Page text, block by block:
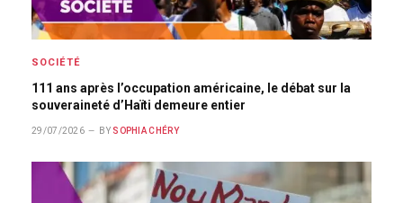
SOCIÉTÉ
111 ans après l’occupation américaine, le débat sur la
souveraineté d’Haïti demeure entier
29/07/2026 BY SOPHIA CHÉRY